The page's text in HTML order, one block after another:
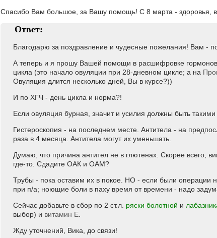
Спасибо Вам большое, за Вашу помощь! С 8 марта - здоровья,
Ответ:
Благодарю за поздравление и чудесные пожелания! Вам -
А теперь и я прошу Вашей помощи в расшифровке
цикла (это начало овуляции при 28-дневном цикле; а на
Овуляция длится несколько дней, Вы в курсе?))
И по ХГЧ - день цикла и норма?!
Если овуляция бурная, значит и усилия должны быть
Гистероскопия - на последнем месте. Антитела - на
раза в 4 месяца. Антитела могут их уменьшать.
Думаю, что причина антител не в глютенах. Скорее всего,
где-то. Сдадите ОАК и ОАМ?
Трубы - пока оставим их в покое. НО - если были операции
при п/а; ноющие боли в паху время от времени - надо
Сейчас добавьте в сбор по 2 ст.л. ряски болотной и
выбор) и витамин Е
Жду уточнений, Вика, до связи!